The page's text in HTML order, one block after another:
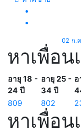
02 ก.
หาเพื่อน
อายุ 18 -
24 ปี
อายุ 25 -
34 ปี
อ
809
802
หาเพื่อน